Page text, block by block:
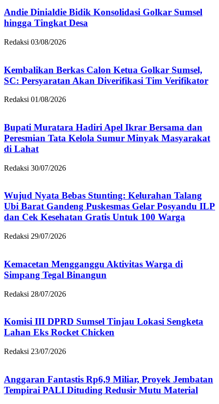
Andie Dinialdie Bidik Konsolidasi Golkar Sumsel
hingga Tingkat Desa
Redaksi 03/08/2026
Kembalikan Berkas Calon Ketua Golkar Sumsel,
SC: Persyaratan Akan Diverifikasi Tim Verifikator
Redaksi 01/08/2026
Bupati Muratara Hadiri Apel Ikrar Bersama dan
Peresmian Tata Kelola Sumur Minyak Masyarakat
di Lahat
Redaksi 30/07/2026
Wujud Nyata Bebas Stunting: Kelurahan Talang
Ubi Barat Gandeng Puskesmas Gelar Posyandu ILP
dan Cek Kesehatan Gratis Untuk 100 Warga
Redaksi 29/07/2026
Kemacetan Mengganggu Aktivitas Warga di
Simpang Tegal Binangun
Redaksi 28/07/2026
Komisi III DPRD Sumsel Tinjau Lokasi Sengketa
Lahan Eks Rocket Chicken
Redaksi 23/07/2026
Anggaran Fantastis Rp6,9 Miliar, Proyek Jembatan
Tempirai PALI Dituding Redusir Mutu Material